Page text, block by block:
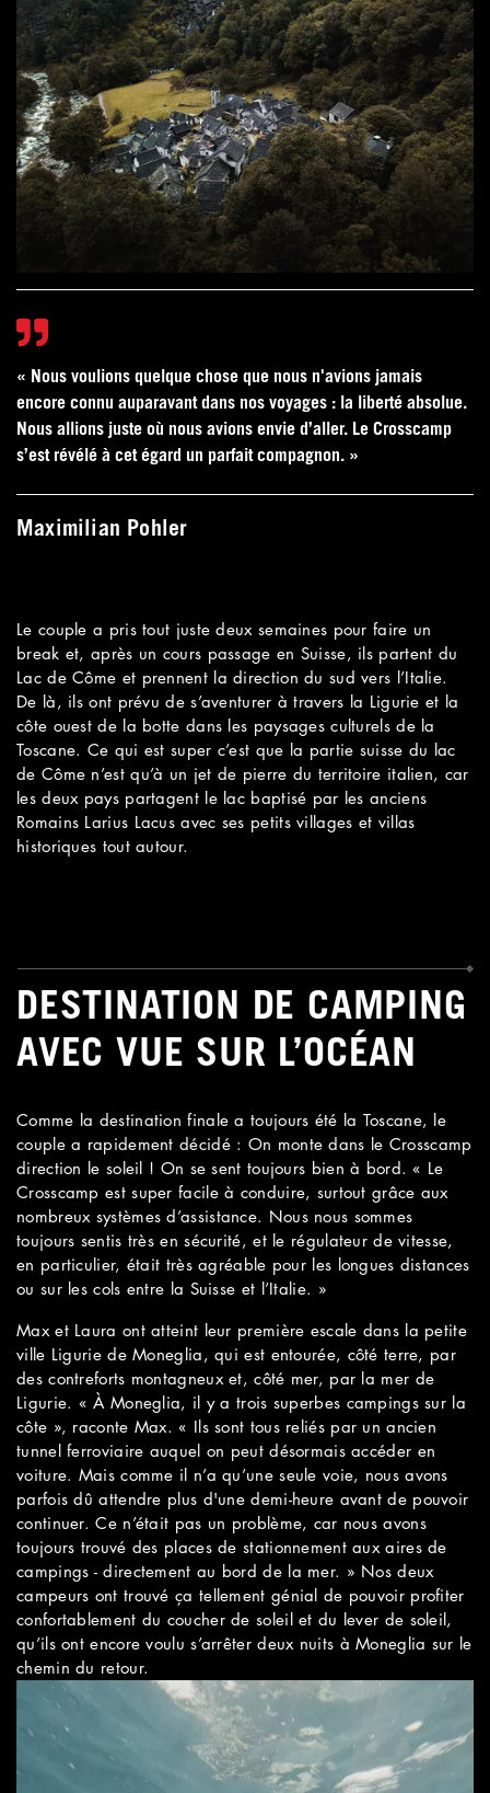
« Nous voulions quelque chose que nous n'avions jamais
encore connu auparavant dans nos voyages : la liberté absolue.
Nous allions juste où nous avions envie d’aller. Le Crosscamp
s’est révélé à cet égard un parfait compagnon. »
Maximilian Pohler
Le couple a pris tout juste deux semaines pour faire un
break et, après un cours passage en Suisse, ils partent du
Lac de Côme et prennent la direction du sud vers l’Italie.
De là, ils ont prévu de s’aventurer à travers la Ligurie et la
côte ouest de la botte dans les paysages culturels de la
Toscane. Ce qui est super c’est que la partie suisse du lac
de Côme n’est qu’à un jet de pierre du territoire italien, car
les deux pays partagent le lac baptisé par les anciens
Romains Larius Lacus avec ses petits villages et villas
historiques tout autour.
DESTINATION DE CAMPING
AVEC VUE SUR L’OCÉAN
Comme la destination finale a toujours été la Toscane, le
couple a rapidement décidé : On monte dans le Crosscamp
direction le soleil ! On se sent toujours bien à bord. « Le
Crosscamp est super facile à conduire, surtout grâce aux
nombreux systèmes d’assistance. Nous nous sommes
toujours sentis très en sécurité, et le régulateur de vitesse,
en particulier, était très agréable pour les longues distances
ou sur les cols entre la Suisse et l’Italie. »
Max et Laura ont atteint leur première escale dans la petite
ville Ligurie de Moneglia, qui est entourée, côté terre, par
des contreforts montagneux et, côté mer, par la mer de
Ligurie. « À Moneglia, il y a trois superbes campings sur la
côte », raconte Max. « Ils sont tous reliés par un ancien
tunnel ferroviaire auquel on peut désormais accéder en
voiture. Mais comme il n’a qu’une seule voie, nous avons
parfois dû attendre plus d'une demi-heure avant de pouvoir
continuer. Ce n’était pas un problème, car nous avons
toujours trouvé des places de stationnement aux aires de
campings - directement au bord de la mer. » Nos deux
campeurs ont trouvé ça tellement génial de pouvoir profiter
confortablement du coucher de soleil et du lever de soleil,
qu’ils ont encore voulu s’arrêter deux nuits à Moneglia sur le
chemin du retour.